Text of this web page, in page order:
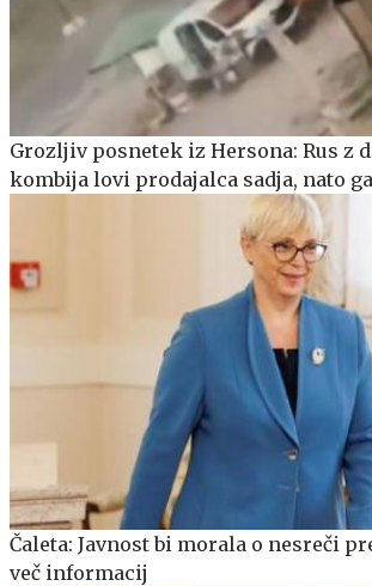
Grozljiv posnetek iz Hersona: Rus z
kombija lovi prodajalca sadja, nato
Čaleta: Javnost bi morala o nesreči
več informacij